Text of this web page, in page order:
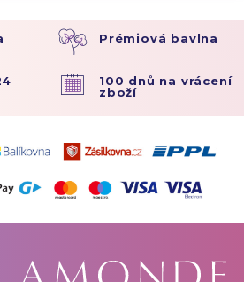
Prémiová bavlna
100 dnů na vrácení
zboží